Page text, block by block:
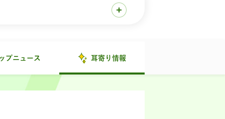
プニュース 耳寄り情報